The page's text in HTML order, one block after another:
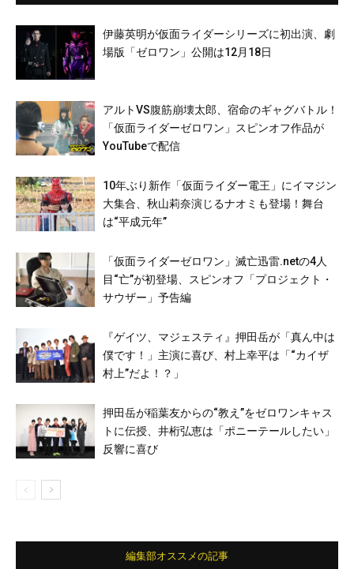
伊藤英明が仮面ライダーシリーズに初出演、劇
場版「ゼロワン」公開は12月18日
アルトVS腹筋崩壊太郎、宿命のギャグバトル！
「仮面ライダーゼロワン」スピンオフ作品が
YouTubeで配信
10年ぶり新作「仮面ライダー電王」にイマジン
大集合、秋山莉奈演じるナオミも登場！舞台
は“平成元年”
「仮面ライダーゼロワン」滅亡迅雷.netの4人
目“亡”が初登場、スピンオフ「プロジェクト・
サウザー」予告編
『ゲイツ、マジェスティ』押田岳が「真ん中は
僕です！」主演に喜び、村上幸平は「“カイザ
村上”だよ！？」
押田岳が稲葉友からの“教え”をゼロワンキャス
トに伝授、井桁弘恵は「ポニーテールしたい」
反響に喜び
編集部オススメの記事